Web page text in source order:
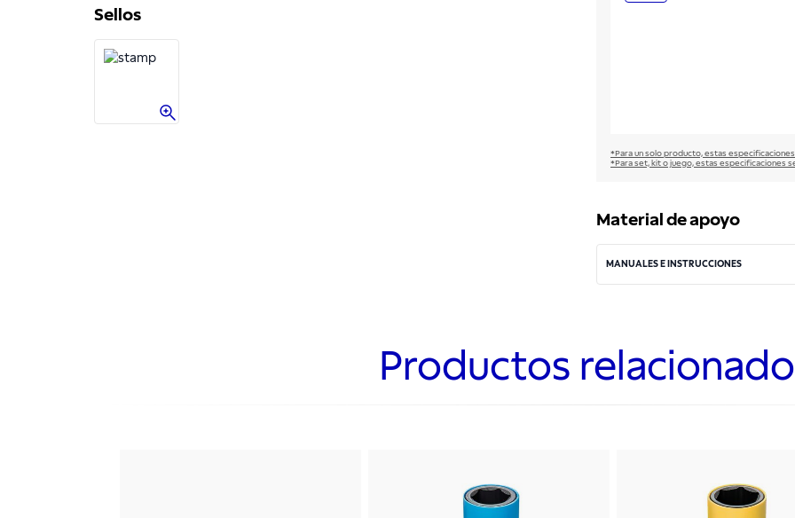
Sellos
*Para un solo producto, estas
*Para set, kit o juego, estas especificaciones
Material de apoyo
MANUALES E INSTRUCCIONES
Productos